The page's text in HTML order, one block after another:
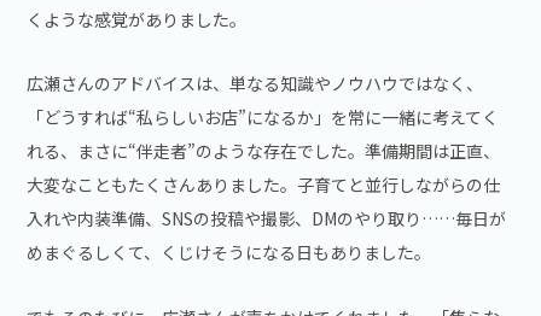
くような感覚がありました。
広瀬さんのアドバイスは、単なる知識やノウハウではなく、
「どうすれば“私らしいお店”になるか」を常に一緒に考えてく
れる、まさに“伴走者”のような存在でした。準備期間は正直、
大変なこともたくさんありました。子育てと並行しながらの仕
入れや内装準備、SNSの投稿や撮影、DMのやり取り……毎日が
めまぐるしくて、くじけそうになる日もありました。